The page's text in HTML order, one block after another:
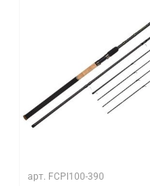
арт. FCPI100-390